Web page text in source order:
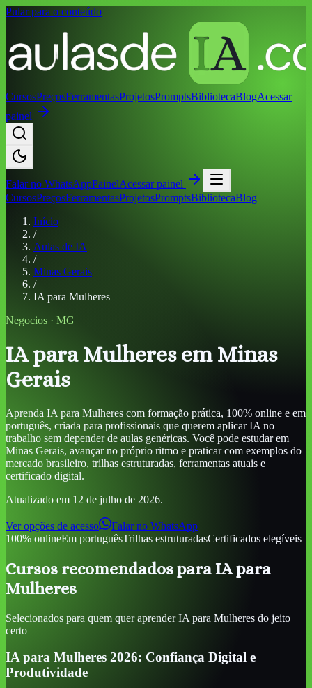
Pular para o conteúdo
CursosPreçosFerramentasProjetosPromptsBibliotecaBlogAcessar
painel
Falar no WhatsAppPainelAcessar painel
CursosPreçosFerramentasProjetosPromptsBibliotecaBlog
Início
/
Aulas de IA
/
Minas Gerais
/
IA para Mulheres
Negocios · MG
IA para Mulheres em Minas
Gerais
Aprenda IA para Mulheres com formação prática, 100% online e em
português, criada para profissionais que querem aplicar IA no
trabalho sem depender de aulas genéricas. Você pode estudarem
Minas Gerais, avançar no próprio ritmo e praticar com exemplos do
mercado brasileiro, trilhas estruturadas, ferramentas atuais e
certificado digital.
Atualizado em 12 de julho de 2026.
Ver opções de acesso
Falar no WhatsApp
100% onlineEm portuguêsTrilhas estruturadasCertificados elegíveis
Cursos recomendados para IA para
Mulheres
Selecionados para quem quer aprenderIA para Mulheres do jeito
certo
IA para Mulheres 2026: Confiança Digital e
Produtividade